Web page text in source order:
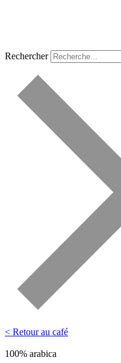
Rechercher
< Retour au café
100% arabica